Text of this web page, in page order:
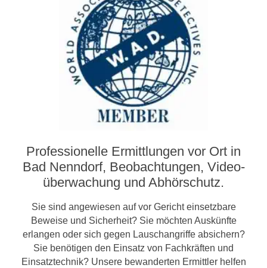
Professionelle Ermittlungen vor Ort in
Bad Nenndorf, Beobachtungen, Video­­
überwachung und Abhörschutz.
Sie sind angewiesen auf vor Gericht einsetzbare
Beweise und Sicherheit? Sie möchten Auskünfte
erlangen oder sich gegen Lauschangriffe absichern?
Sie benötigen den Einsatz von Fachkräften und
Einsatztechnik? Unsere bewanderten Ermittler helfen